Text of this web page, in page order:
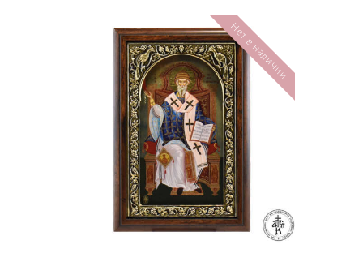
Нет в наличии